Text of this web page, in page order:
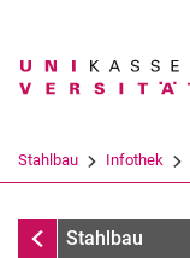
Suchbegriff
Stahlbau Infothek
InfothekStahlbau